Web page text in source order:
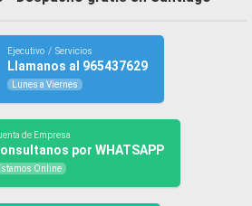
Ejecutivo / Servicios
Llamanos al 965437629
Lunes a Viernes
de Empresa
por WHATSAPP
Online